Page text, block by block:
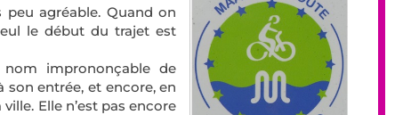
agréable. Quand on
le début du trajet est
imprononçable de
son entrée, et encore, en
Elle n’est pas encore